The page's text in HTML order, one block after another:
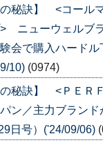
の秘訣】 <コール
ニューウェルブ
会で購入ハード
10) (0974)
の秘訣】 <ＰＥＲ
ン／主力ブランド
日号）('24/09/06)